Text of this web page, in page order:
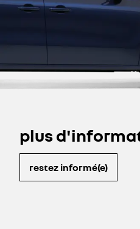
plus
restez informé(e)